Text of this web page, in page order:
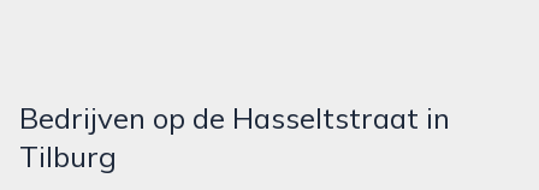
Bedrijven op de Hasseltstraat in
Tilburg